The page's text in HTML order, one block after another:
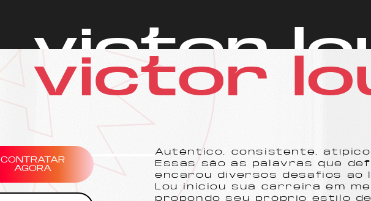
victor
CONTRATAR
AGORA
Autêntico, consistente, atípico
Essas são as palavras que
encarou diversos desafios ao
Lou iniciou sua carreira em
propondo seu próprio estilo